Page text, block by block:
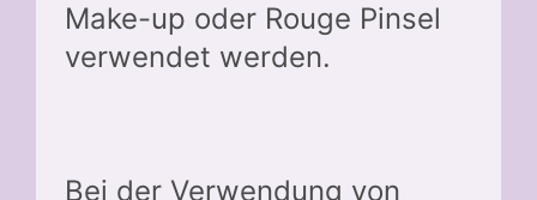
Make-up oder Rouge Pinsel
verwendet werden.
Bei der Verwendung von